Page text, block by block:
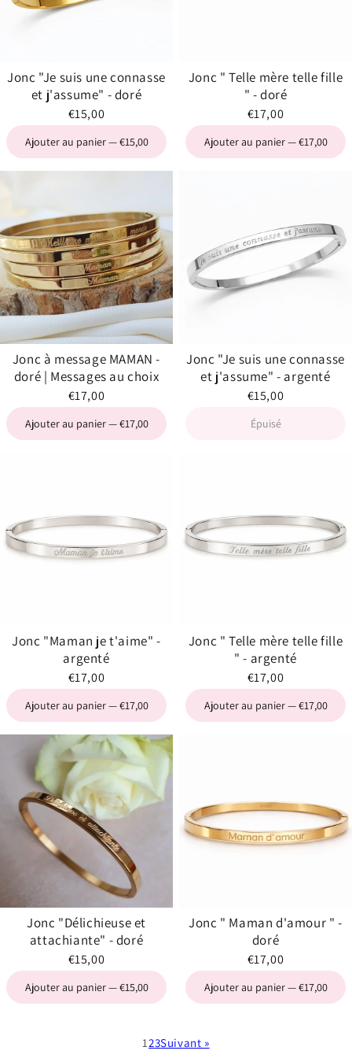
Jonc "Je suis une connasse
et j'assume" - doré
€15,00
Ajouter au panier — €15,00
Jonc " Telle mère telle fille
" - doré
€17,00
Ajouter au panier — €17,00
Jonc à message MAMAN -
doré | Messages au choix
€17,00
Ajouter au panier — €17,00
Jonc "Je suis une connasse
et j'assume" - argenté
€15,00
Épuisé
Jonc "Maman je t'aime" -
argenté
€17,00
Ajouter au panier — €17,00
Jonc " Telle mère telle fille
" - argenté
€17,00
Ajouter au panier — €17,00
Jonc "Délichieuse et
attachiante" - doré
€15,00
Ajouter au panier — €15,00
Jonc " Maman d'amour " -
doré
€17,00
Ajouter au panier — €17,00
123Suivant »